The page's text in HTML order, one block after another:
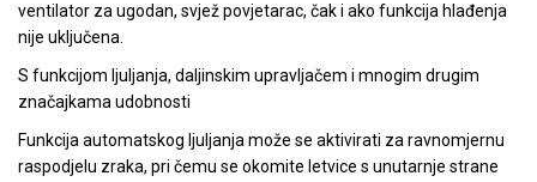
ventilator za ugodan, svjež povjetarac, čak i ako funkcija hlađenja
nije uključena.
S funkcijom ljuljanja, daljinskim upravljačem i mnogim drugim
značajkama udobnosti
Funkcija automatskog ljuljanja može se aktivirati za ravnomjernu
raspodjelu zraka, pri čemu se okomite letvice s unutarnje strane